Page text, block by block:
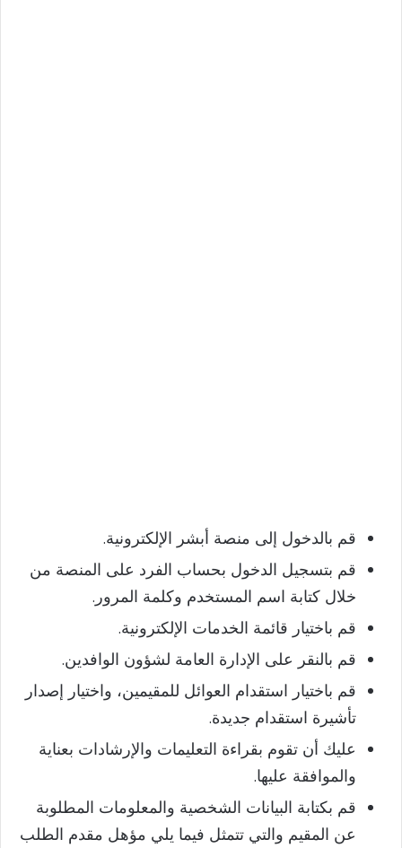
قم بالدخول إلى منصة أبشر الإلكترونية.
قم بتسجيل الدخول بحساب الفرد على المنصة من
خلال كتابة اسم المستخدم وكلمة المرور.
قم باختيار قائمة الخدمات الإلكترونية.
قم بالنقر على الإدارة العامة لشؤون الوافدين.
قم باختيار استقدام العوائل للمقيمين، واختيار إصدار
تأشيرة استقدام جديدة.
عليك أن تقوم بقراءة التعليمات والإرشادات بعناية
والموافقة عليها.
قم بكتابة البيانات الشخصية والمعلومات المطلوبة
عن المقيم والتي تتمثل فيما يلي مؤهل مقدم الطلب